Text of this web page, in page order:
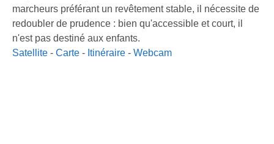
marcheurs préférant un revêtement stable, il nécessite de
redoubler de prudence : bien qu'accessible et court, il
n'est pas destiné aux enfants.
Satellite - Carte - Itinéraire - Webcam